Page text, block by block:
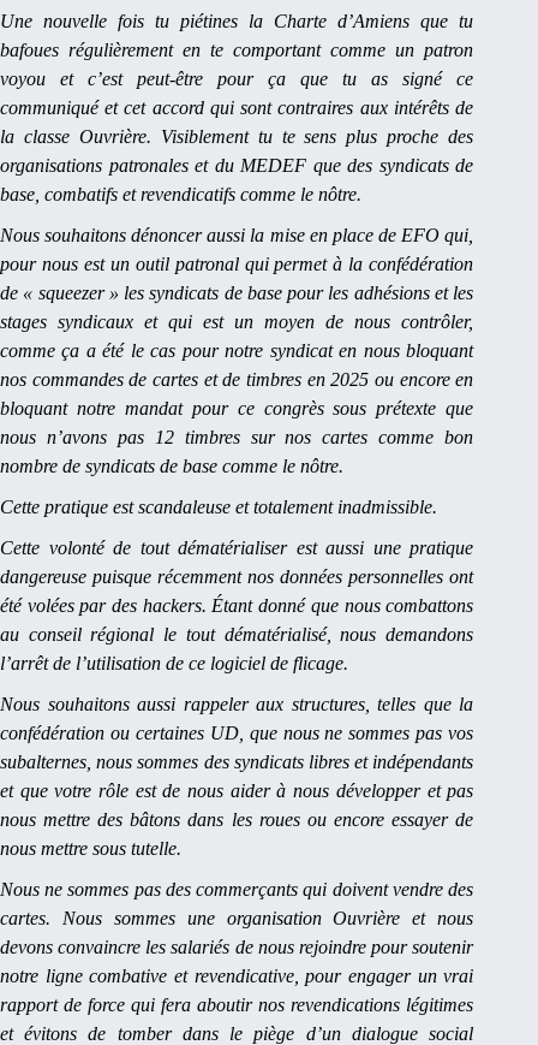
Une nouvelle fois tu piétines la Charte d’Amiens que tu
bafoues régulièrement en te comportant comme un patron
voyou et c’est peut-être pour ça que tu as signé ce
communiqué et cet accord qui sont contraires aux intérêts de
la classe Ouvrière. Visiblement tu te sens plus proche des
organisations patronales et du MEDEF que des syndicats de
base, combatifs et revendicatifs comme le nôtre.
Nous souhaitons dénoncer aussi la mise en place de EFO qui,
pour nous est un outil patronal qui permet à la confédération
de « squeezer » les syndicats de base pour les adhésions et les
stages syndicaux et qui est un moyen de nous contrôler,
comme ça a été le cas pour notre syndicat en nous bloquant
nos commandes de cartes et de timbres en 2025 ou encore en
bloquant notre mandat pour ce congrès sous prétexte que
nous n’avons pas 12 timbres sur nos cartes comme bon
nombre de syndicats de base comme le nôtre.
Cette pratique est scandaleuse et totalement inadmissible.
Cette volonté de tout dématérialiser est aussi une pratique
dangereuse puisque récemment nos données personnelles ont
été volées par des hackers. Étant donné que nous combattons
au conseil régional le tout dématérialisé, nous demandons
l’arrêt de l’utilisation de ce logiciel de flicage.
Nous souhaitons aussi rappeler aux structures, telles que la
confédération ou certaines UD, que nous ne sommes pas vos
subalternes, nous sommes des syndicats libres et indépendants
et que votre rôle est de nous aider à nous développer et pas
nous mettre des bâtons dans les roues ou encore essayer de
nous mettre sous tutelle.
Nous ne sommes pas des commerçants qui doivent vendre des
cartes. Nous sommes une organisation Ouvrière et nous
devons convaincre les salariés de nous rejoindre pour soutenir
notre ligne combative et revendicative, pour engager un vrai
rapport de force qui fera aboutir nos revendications légitimes
et évitons de tomber dans le piège d’un dialogue social